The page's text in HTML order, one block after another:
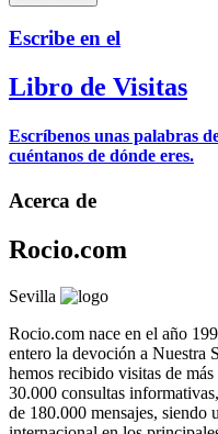
Escribe en el
Libro de Visitas
Escríbenos unas palabras
cuéntanos de dónde eres.
Acerca de
Rocio.com
Sevilla
Rocio.com nace en el año
entero la devoción a Nuestra
hemos recibido visitas de
30.000 consultas
de 180.000 mensajes, siendo